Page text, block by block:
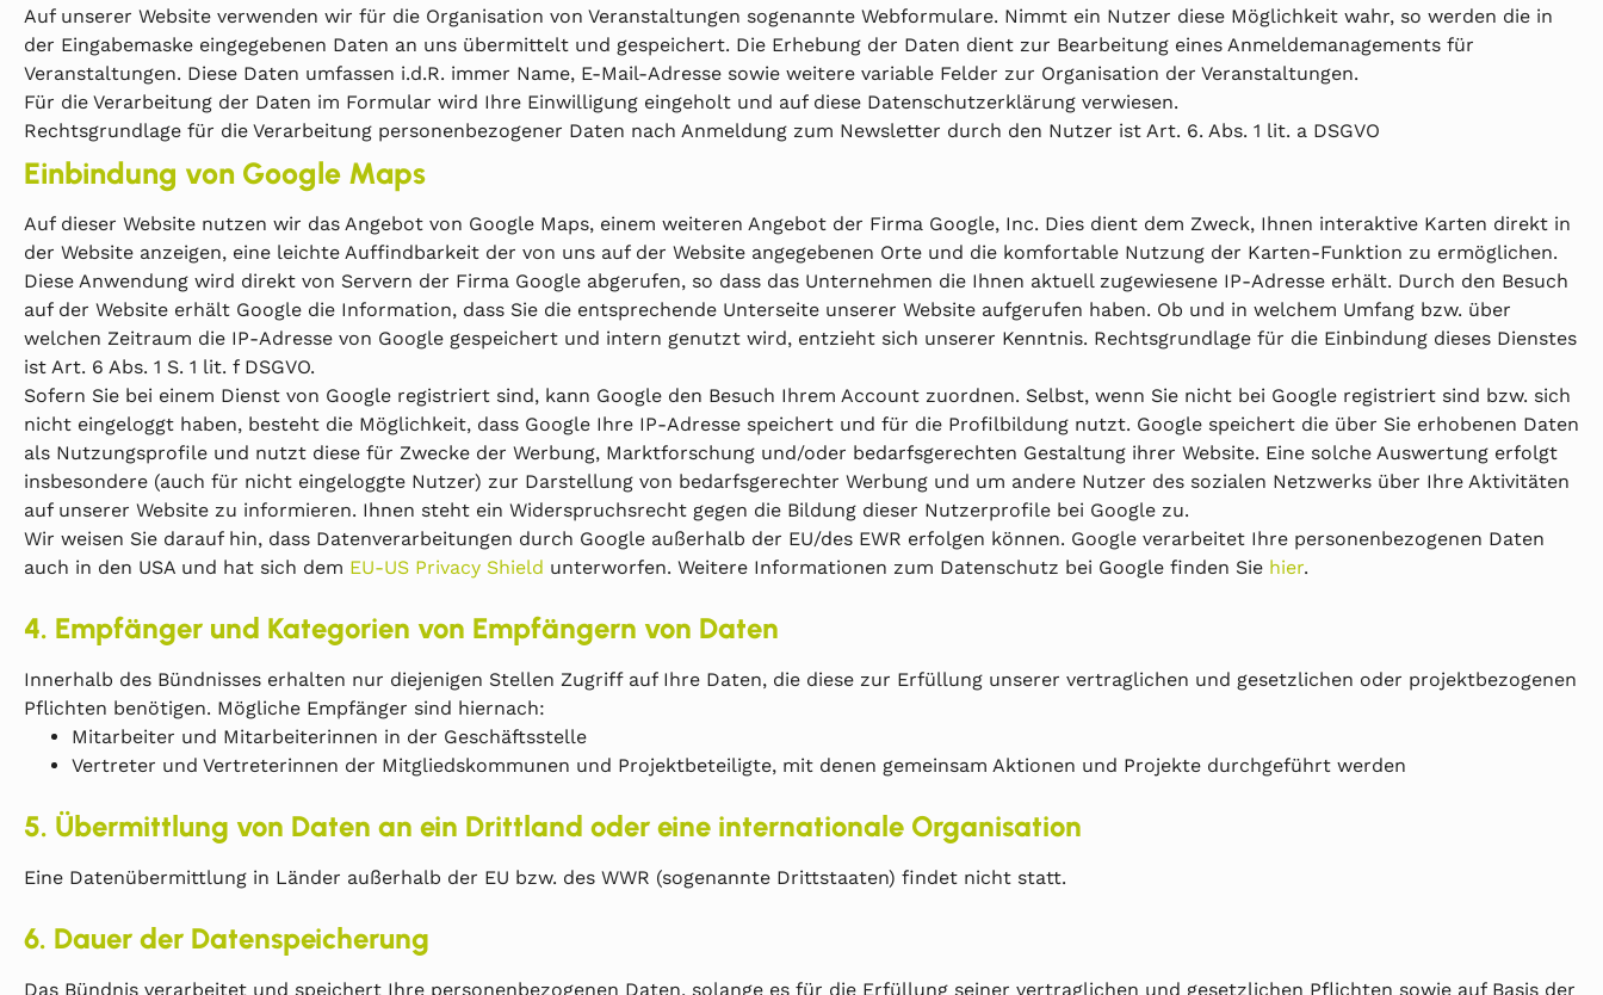
Auf unserer Website verwenden wir für die Organisation von Veranstaltungen sogenannte Webformulare. Nimmt ein Nutzer diese Möglichkeit wahr, so werden die in
der Eingabemaske eingegebenen Daten an uns übermittelt und gespeichert. Die Erhebung der Daten dient zur Bearbeitung eines Anmeldemanagements für
Veranstaltungen. Diese Daten umfassen i.d.R. immer Name, E-Mail-Adresse sowie weitere variable Felder zur Organisation der Veranstaltungen.
Für die Verarbeitung der Daten im Formular wird Ihre Einwilligung eingeholt und auf diese Datenschutzerklärung verwiesen.
Rechtsgrundlage für die Verarbeitung personenbezogener Daten nach Anmeldung zum Newsletter durch den Nutzer ist Art. 6. Abs. 1 lit. a DSGVO
Einbindung von Google Maps
Auf dieser Website nutzen wir das Angebot von Google Maps, einem weiteren Angebot der Firma Google, Inc. Dies dient dem Zweck, Ihnen interaktive Karten direkt in
der Website anzeigen, eine leichte Auffindbarkeit der von uns auf der Website angegebenen Orte und die komfortable Nutzung der Karten-Funktion zu ermöglichen.
Diese Anwendung wird direkt von Servern der Firma Google abgerufen, so dass das Unternehmen die Ihnen aktuell zugewiesene IP-Adresse erhält. Durch den Besuch
auf der Website erhält Google die Information, dass Sie die entsprechende Unterseite unserer Website aufgerufen haben. Ob und in welchem Umfang bzw. über
welchen Zeitraum die IP-Adresse von Google gespeichert und intern genutzt wird, entzieht sich unserer Kenntnis. Rechtsgrundlage für die Einbindung dieses Dienstes
ist Art. 6 Abs. 1 S. 1 lit. f DSGVO.
Sofern Sie bei einem Dienst von Google registriert sind, kann Google den Besuch Ihrem Account zuordnen. Selbst, wenn Sie nicht bei Google registriert sind bzw. sich
nicht eingeloggt haben, besteht die Möglichkeit, dass Google Ihre IP-Adresse speichert und für die Profilbildung nutzt. Google speichert die über Sie erhobenen Daten
als Nutzungsprofile und nutzt diese für Zwecke der Werbung, Marktforschung und/oder bedarfsgerechten Gestaltung ihrer Website. Eine solche Auswertung erfolgt
insbesondere (auch für nicht eingeloggte Nutzer) zur Darstellung von bedarfsgerechter Werbung und um andere Nutzer des sozialen Netzwerks über Ihre Aktivitäten
auf unserer Website zu informieren. Ihnen steht ein Widerspruchsrecht gegen die Bildung dieser Nutzerprofile bei Google zu.
Wir weisen Sie darauf hin, dass Datenverarbeitungen durch Google außerhalb der EU/des EWR erfolgen können. Google verarbeitet Ihre personenbezogenen Daten
auch in den USA und hat sich dem EU-US Privacy Shield unterworfen. Weitere Informationen zum Datenschutz bei Google finden Sie hier.
4. Empfänger und Kategorien von Empfängern von Daten
Innerhalb des Bündnisses erhalten nur diejenigen Stellen Zugriff auf Ihre Daten, die diese zur Erfüllung unserer vertraglichen und gesetzlichen oder projektbezogenen
Pflichten benötigen. Mögliche Empfänger sind hiernach:
Mitarbeiter und Mitarbeiterinnen in der Geschäftsstelle
Vertreter und Vertreterinnen der Mitgliedskommunen und Projektbeteiligte, mit denen gemeinsam Aktionen und Projekte durchgeführt werden
5. Übermittlung von Daten an ein Drittland oder eine internationale Organisation
Eine Datenübermittlung in Länder außerhalb der EU bzw. des WWR (sogenannte Drittstaaten) findet nicht statt.
6. Dauer der Datenspeicherung
Das Bündnis verarbeitet und speichert Ihre personenbezogenen Daten, solange es für die Erfüllung seiner vertraglichen und gesetzlichen Pflichten sowie auf Basis der